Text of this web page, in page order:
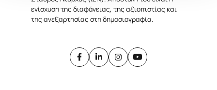
ΤΖΟΟΥΝΣ ΣΤΟ ΜΑΝΧΑΤΑΝ
ενίσχυση της διαφάνειας, της αξιοπιστίας και
της ανεξαρτησίας στη δημοσιογραφία.